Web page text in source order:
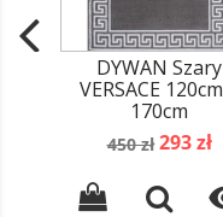
DYWAN Szary
VERSACE
170cm
Cena
450 zł Cena
293 zł